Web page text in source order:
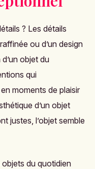
? Les détails
ou d’un design
objet du
qui
moments de plaisir
d’un objet
justes, l’objet semble
du quotidien